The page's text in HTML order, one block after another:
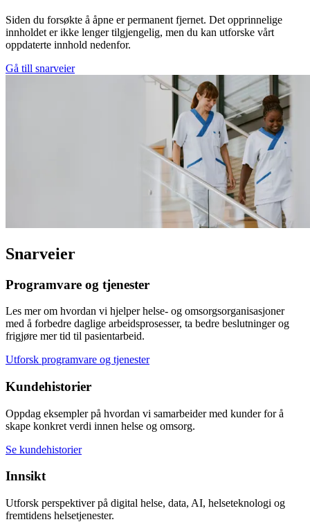
Siden du forsøkte å åpne er permanent fjernet. Det opprinnelige
innholdet er ikke lenger tilgjengelig, men du kan utforske vårt
oppdaterte innhold nedenfor.
Gå till snarveier
Snarveier
Programvare og tjenester
Les mer om hvordan vi hjelper helse- og omsorgsorganisasjoner
med å forbedre daglige arbeidsprosesser, ta bedre beslutninger og
frigjøre mer tid til pasientarbeid.
Utforsk programvare og tjenester
Kundehistorier
Oppdag eksempler på hvordan vi samarbeider med kunder for å
skape konkret verdi innen helse og omsorg.
Se kundehistorier
Innsikt
Utforsk perspektiver på digital helse, data, AI, helseteknologi og
fremtidens helsetjenester.